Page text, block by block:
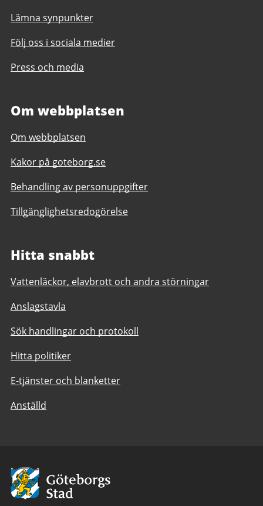
Lämna synpunkter
Följ oss i sociala medier
Press och media
Om webbplatsen
Om webbplatsen
Kakor på goteborg.se
Behandling av personuppgifter
Tillgänglighetsredogörelse
Hitta snabbt
Vattenläckor, elavbrott och andra störningar
Anslagstavla
Sök handlingar och protokoll
Hitta politiker
E-tjänster och blanketter
Anställd
Avsändare:
Göteborgs
Stad